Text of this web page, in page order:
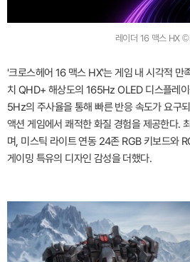
레이더 16 맥스 HX
'크로스헤어 16 맥스 HX'는 게임 내 시각적 만
치 QHD+ 해상도의 165Hz OLED 디스플레
5Hz의 주사율을 통해 빠른 반응 속도가 요구
액션 게임에서 쾌적한 화질 경험을 제공한다.
며, 미스틱 라이트 연동 24존 RGB 키보드와
게이밍 특유의 디자인 감성을 더했다.